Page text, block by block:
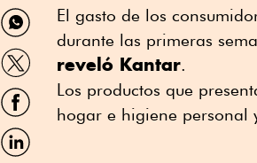
Compartir
por
WhatsApp
Compartir
por
Twitter
Compartir
por
Facebook
Compartir
por
El gasto de los
durante las primeras
reveló Kantar.
Los productos que
hogar e higiene personal